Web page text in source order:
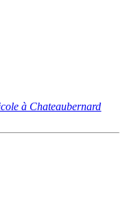
à Chateaubernard